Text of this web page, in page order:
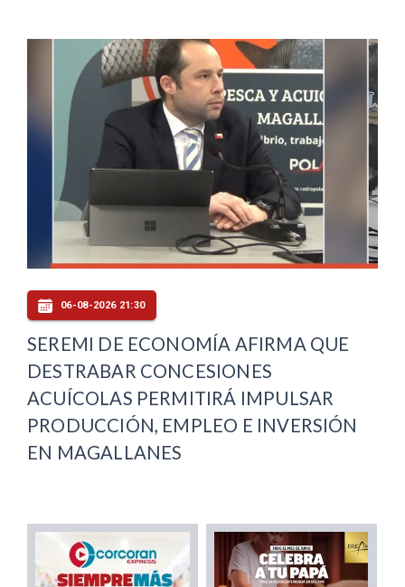
06-08-2026 21:30
SEREMI DE ECONOMÍA AFIRMA QUE
DESTRABAR CONCESIONES
ACUÍCOLAS PERMITIRÁ IMPULSAR
PRODUCCIÓN, EMPLEO E INVERSIÓN
EN MAGALLANES